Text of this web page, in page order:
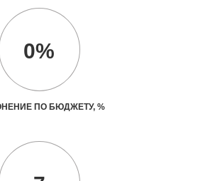
0%
ПО БЮДЖЕТУ, %